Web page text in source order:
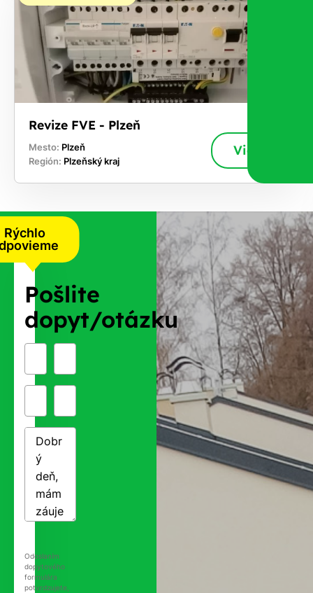
Revize FVE - Plzeň
Mesto: Plzeň
Región: Plzeňský kraj
Viac
Rýchlo
Pošlite
dopyt/otázku
Odoslaním
dopytového
formulára
potvrdzujete,